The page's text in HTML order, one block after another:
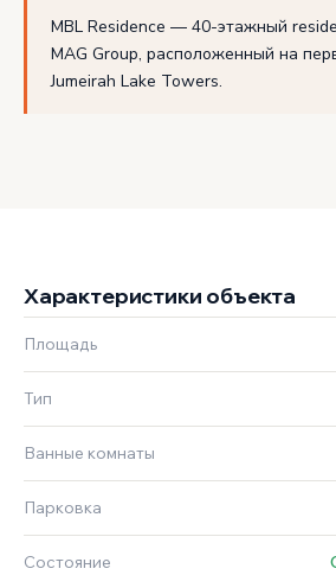
MBL Residence — 40-этажный
MAG Group, расположенный на
Jumeirah Lake Towers.
Характеристики объекта
Площадь
Тип
Ванные комнаты
Парковка
Состояние